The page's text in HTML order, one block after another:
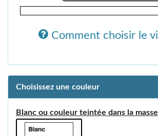
Comment choisir le
Choisissez une couleur
Blanc ou couleur teintée dans la masse